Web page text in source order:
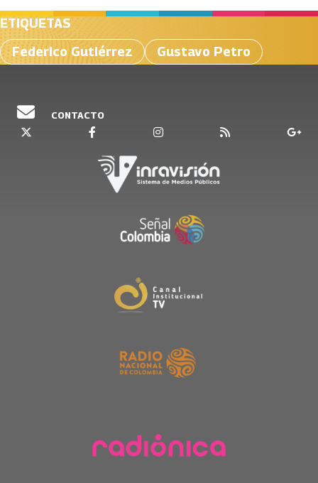
ETIQUETAS
Federico Gutiérrez
Gustavo Petro
CONTACTO